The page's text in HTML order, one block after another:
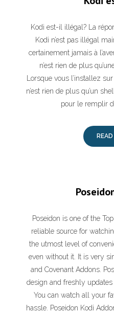
Kodi est-il illégal? La
Kodi n’est pas illégal
certainement jamais à
n’est rien de plus
Lorsque vous l’installez
n’est rien de plus qu’un
pour le remplir
Poseidon is one of the
reliable source for
the utmost level of
even without it. It is very
and Covenant Addons.
design and freshly
You can watch all your
hassle. Poseidon Kodi